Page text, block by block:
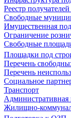
Реестр
Свободные
Имущественная
Ограничение
Свободные
Площадки под
Перечень
Перечень
Социальное
Транспорт
Административная
Жилищно-